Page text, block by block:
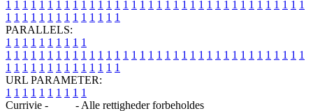
1 1 1 1 1 1 1 1 1 1 1 1 1 1 1 1 1 1 1 1 1 1 1 1 1 1 1 1 1 1 1 1 1 1 1 1
1 1 1 1 1 1 1 1 1 1 1 1 1 1
PARALLELS:
1 1 1 1 1 1 1 1 1 1
1 1 1 1 1 1 1 1 1 1 1 1 1 1 1 1 1 1 1 1 1 1 1 1 1 1 1 1 1 1 1 1 1 1 1 1
1 1 1 1 1 1 1 1 1 1 1 1 1 1
URL PARAMETER:
1 1 1 1 1 1 1 1 1 1
Currivie -
- Alle rettigheder forbeholdes